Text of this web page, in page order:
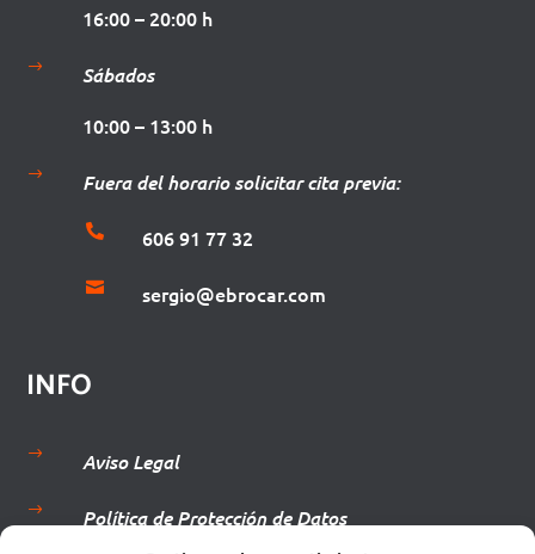
16:00 – 20:00 h
$ Sábados
10:00 – 13:00 h
$ Fuera del horario solicitar cita previa:
 606 91 77 32
 sergio@ebrocar.com
INFO
$ Aviso Legal
$ Política de Protección de Datos